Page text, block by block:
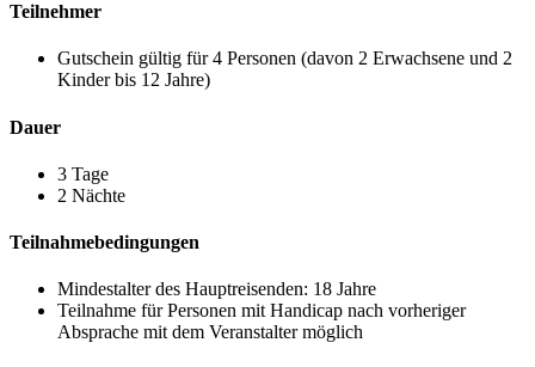
Teilnehmer
Gutschein gültig für 4 Personen (davon 2 Erwachsene und 2
Kinder bis 12 Jahre)
Dauer
3 Tage
2 Nächte
Teilnahmebedingungen
Mindestalter des Hauptreisenden: 18 Jahre
Teilnahme für Personen mit Handicap nach vorheriger
Absprache mit dem Veranstalter möglich